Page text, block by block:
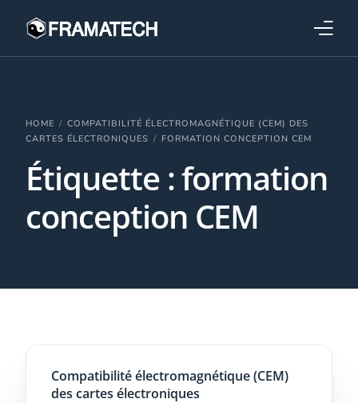
HOME
COMPATIBILITÉ ÉLECTROMAGNÉTIQUE (CEM) DES
CARTES ÉLECTRONIQUES
FORMATION CONCEPTION CEM
Étiquette :formation
conception CEM
Compatibilité électromagnétique (CEM)
des cartes électroniques
Formations
Performance électronique
Stratégies industrielles